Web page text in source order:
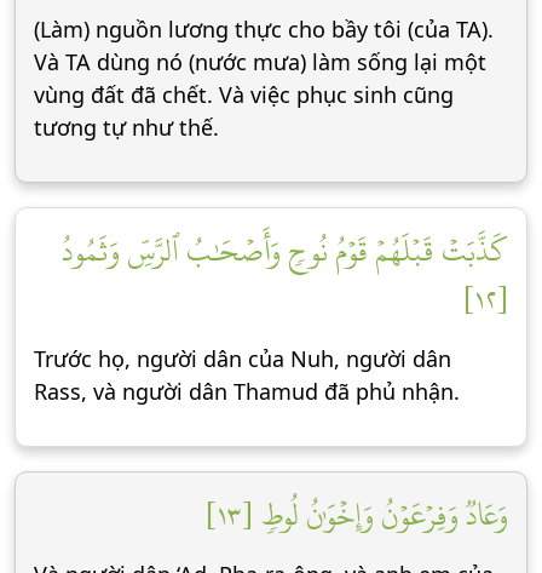
(Làm) nguồn lương thực cho bầy tôi (của TA).
Và TA dùng nó (nước mưa) làm sống lại một
vùng đất đã chết. Và việc phục sinh cũng
tương tự như thế.
كَذَّبَتۡ قَبۡلَهُمۡ قَوۡمُ نُوحٖ وَأَصۡحَٰبُ ٱلرَّسِّ وَثَمُودُ
[١٢]
Trước họ, người dân của Nuh, người dân
Rass, và người dân Thamud đã phủ nhận.
وَعَادٞ وَفِرۡعَوۡنُ وَإِخۡوَٰنُ لُوطٖ [١٣]